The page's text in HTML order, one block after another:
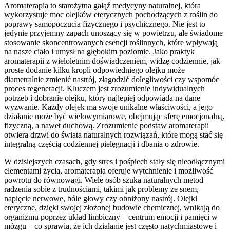
Aromaterapia to starożytna gałąź medycyny naturalnej, która
wykorzystuje moc olejków eterycznych pochodzących z roślin do
poprawy samopoczucia fizycznego i psychicznego. Nie jest to
jedynie przyjemny zapach unoszący się w powietrzu, ale świadome
stosowanie skoncentrowanych esencji roślinnych, które wpływają
na nasze ciało i umysł na głębokim poziomie. Jako praktyk
aromaterapii z wieloletnim doświadczeniem, widzę codziennie, jak
proste dodanie kilku kropli odpowiedniego olejku może
diametralnie zmienić nastrój, złagodzić dolegliwości czy wspomóc
proces regeneracji. Kluczem jest zrozumienie indywidualnych
potrzeb i dobranie olejku, który najlepiej odpowiada na dane
wyzwanie. Każdy olejek ma swoje unikalne właściwości, a jego
działanie może być wielowymiarowe, obejmując sferę emocjonalną,
fizyczną, a nawet duchową. Zrozumienie podstaw aromaterapii
otwiera drzwi do świata naturalnych rozwiązań, które mogą stać się
integralną częścią codziennej pielęgnacji i dbania o zdrowie.
W dzisiejszych czasach, gdy stres i pośpiech stały się nieodłącznymi
elementami życia, aromaterapia oferuje wytchnienie i możliwość
powrotu do równowagi. Wiele osób szuka naturalnych metod
radzenia sobie z trudnościami, takimi jak problemy ze snem,
napięcie nerwowe, bóle głowy czy obniżony nastrój. Olejki
eteryczne, dzięki swojej złożonej budowie chemicznej, wnikają do
organizmu poprzez układ limbiczny – centrum emocji i pamięci w
mózgu – co sprawia, że ich działanie jest często natychmiastowe i